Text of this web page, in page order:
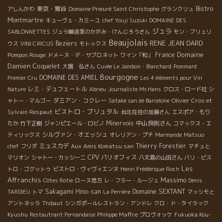
アしんかわ 東京・鴬谷 Domaine Prieuré Saint Christophe グランクリュ Bistro
Montmartre キューヴェ・カミーユ chef Youji Suzuki DOMAINE DES
SABLONNETTES ジュラ醸造家のかがみ・けんじろうさん ジュラ モン・ブリュリ
ウス VINI CIRCUS Beziers モトックス Beaujolais RENE JEAN DARD
Pompon Rouge ドメーヌ・デ・サブロネット ワイン「和」 France Domaine
Damien Coquelet 大園 弘さん Cuvée Le Jambon・Blanchard Pommard
Premier Cru DOMAINE DES AMIEL Bourgogne Les 4 éléments pour Vin
Nature レミ・デュフェートル Abrieu Journaliste Mr.Hans クロス・ロード社 シ
ャトー・マルゴー ダミアン・コクレー Satake san de Barcelone Olivier Cros et
Sylvain Respaut ビストロ・ブリュタル 台北在住の加藤さん エスポア・もり
たか 竹下正樹 ジャンピエール・ロビノ Minervois 中山良則さん コマックス・エ
ティリックス シルヴァン・オエッシュ オレリアン・プチ Marmande Matsuo
chef フリダ ミュスカデ Aux Amis Komatsu san Thierry Forestier マチュと
マリオン シャトー・カッシーニ CPV パリオフィス 八丈島の山田さん パリ・ビス
トロ・ゴグットゥ ビストロ・ヴィヴィエンヌ Henri Frédérique Roch Les
Affranchis Côtes Rotie ローヌ地方 レ・フラー・ルージュ Massimo Denis
TARDIEU トマ Sakagami Hino-san La Perrière Domaine SEXTANT マッシモと
アントネッラ Thibaut シンガポールレストラン・アンドレ クロ・ド・タイラック
Kyushu Restautrant Fernandaise Philippe Maffre プロヴォッケ Fukuoka Kou-